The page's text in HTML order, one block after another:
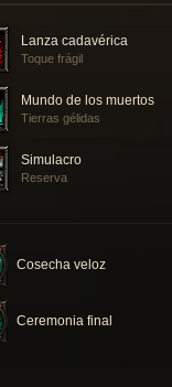
Lanza cadavérica
Toque frágil
Mundo de los muertos
Tierras gélidas
Simulacro
Reserva
Cosecha veloz
Ceremonia final